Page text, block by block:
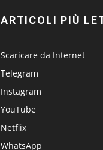
ARTICOLI PIÙ
Scaricare da Internet
Telegram
Instagram
YouTube
Netflix
WhatsApp